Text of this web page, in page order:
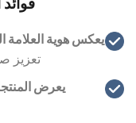
يعكس هوية العلامة
تعزيز
يعرض